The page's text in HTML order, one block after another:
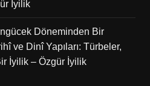
İyilik
Döneminden Bir
ve Dinî Yapıları: Türbeler,
İyilik – Özgür İyilik